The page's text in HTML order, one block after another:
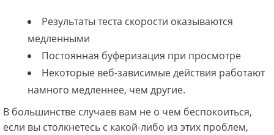
Результаты теста скорости оказываются
медленными
Постоянная буферизация при просмотре
Некоторые веб-зависимые действия работают
намного медленнее, чем другие.
В большинстве случаев вам не о чем беспокоиться,
если вы столкнетесь с какой-либо из этих проблем,